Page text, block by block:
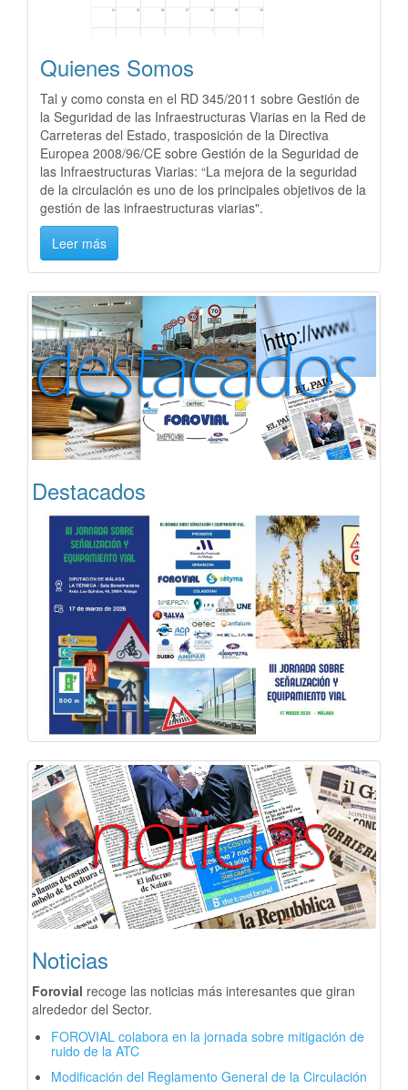
Quienes Somos
Tal y como consta en el RD 345/2011 sobre Gestión de
la Seguridad de las Infraestructuras Viarias en la Red de
Carreteras del Estado, trasposición de la Directiva
Europea 2008/96/CE sobre Gestión de la Seguridad de
las Infraestructuras Viarias: “La mejora de la seguridad
de la circulación es uno de los principales objetivos de la
gestión de las infraestructuras viarias".
Leer más
Destacados
Noticias
Forovial recoge las noticias más interesantes que giran
alrededor del Sector.
FOROVIAL colabora en la jornada sobre mitigación de
ruido de la ATC
Modificación del Reglamento General de la Circulación